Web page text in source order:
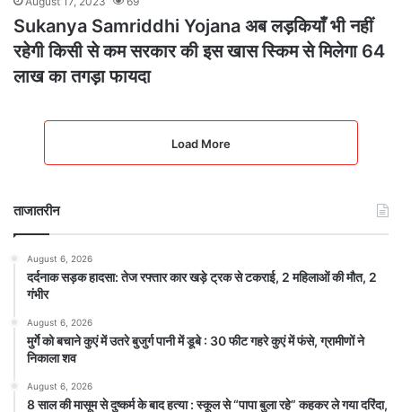
Sukanya Samriddhi Yojana अब लड़कियाँ भी नहीं
रहेगी किसी से कम सरकार की इस खास स्किम से मिलेगा 64
लाख का तगड़ा फायदा
Load More
ताजातरीन
August 6, 2026
दर्दनाक सड़क हादसा: तेज रफ्तार कार खड़े ट्रक से टकराई, 2 महिलाओं की मौत, 2
गंभीर
August 6, 2026
मुर्गे को बचाने कुएं में उतरे बुजुर्ग पानी में डूबे : 30 फीट गहरे कुएं में फंसे, ग्रामीणों ने
निकाला शव
August 6, 2026
8 साल की मासूम से दुष्कर्म के बाद हत्या : स्कूल से “पापा बुला रहे” कहकर ले गया दरिंदा,